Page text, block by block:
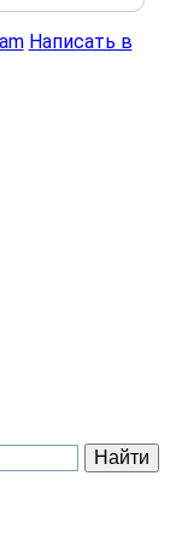
Написать в